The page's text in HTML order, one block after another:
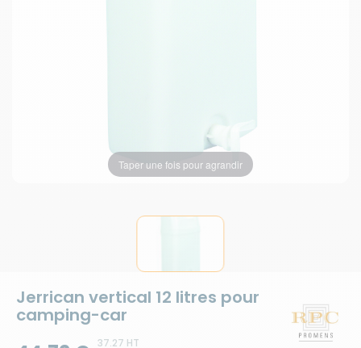
Taper une fois pour agrandir
Jerrican vertical 12 litres pour
camping-car
37.27 HT